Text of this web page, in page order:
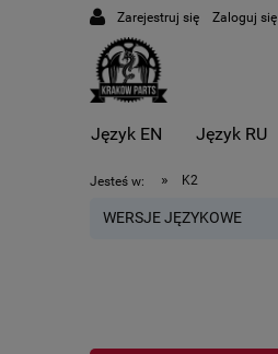
Zarejestruj się Zaloguj się
Język EN Język RU
Jesteś w: » K2
WERSJE JĘZYKOWE